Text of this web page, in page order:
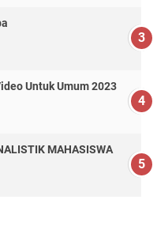
Untuk Umum 2023
MAHASISWA